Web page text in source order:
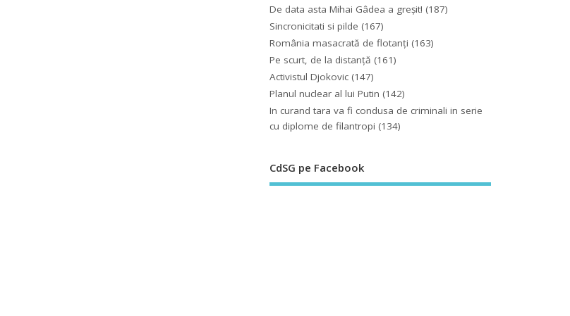
De data asta Mihai Gâdea a greşit! (187)
Sincronicitati si pilde (167)
România masacrată de flotanţi (163)
Pe scurt, de la distanță (161)
Activistul Djokovic (147)
Planul nuclear al lui Putin (142)
In curand tara va fi condusa de criminali in serie
cu diplome de filantropi (134)
CdSG pe Facebook